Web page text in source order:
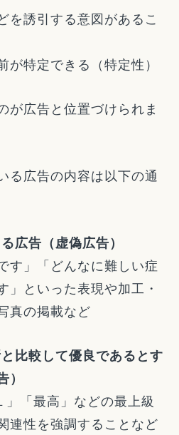
を誘引する意図があるこ
が特定できる（特定性）
が広告と位置づけられま
る広告の内容は以下の通
広告（虚偽広告）
す」「どんなに難しい症
」といった表現や加工・
真の掲載など
比較して優良であるとす
）
「最高」などの最上級
連性を強調することなど